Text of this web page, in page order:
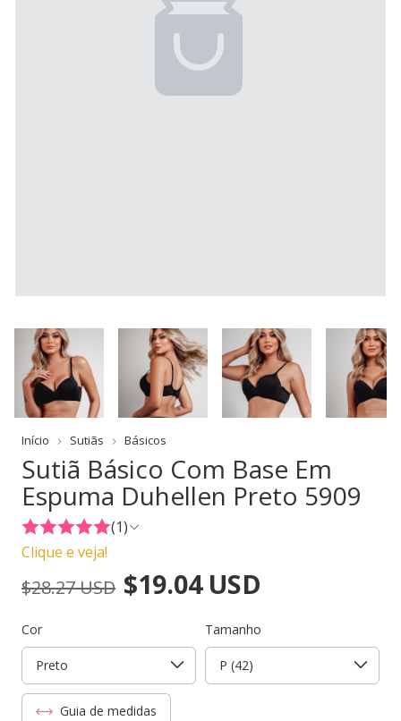
Início Sutiãs Básicos
Sutiã Básico Com Base Em
Espuma Duhellen Preto 5909
(1)
Clique e veja!
$28.27 USD $19.04 USD
Cor Tamanho
Guia de medidas